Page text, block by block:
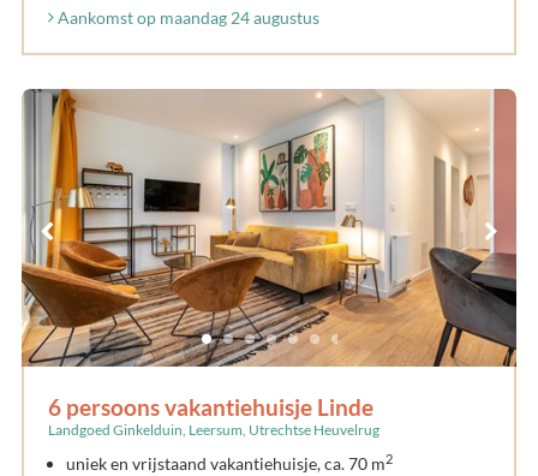
Aankomst op maandag 24 augustus
6 persoons vakantiehuisje Linde
Landgoed Ginkelduin, Leersum, Utrechtse Heuvelrug
uniek en vrijstaand vakantiehuisje, ca. 70 m2